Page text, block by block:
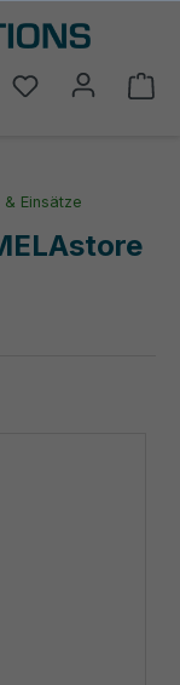
Du hast 0
Einsätze